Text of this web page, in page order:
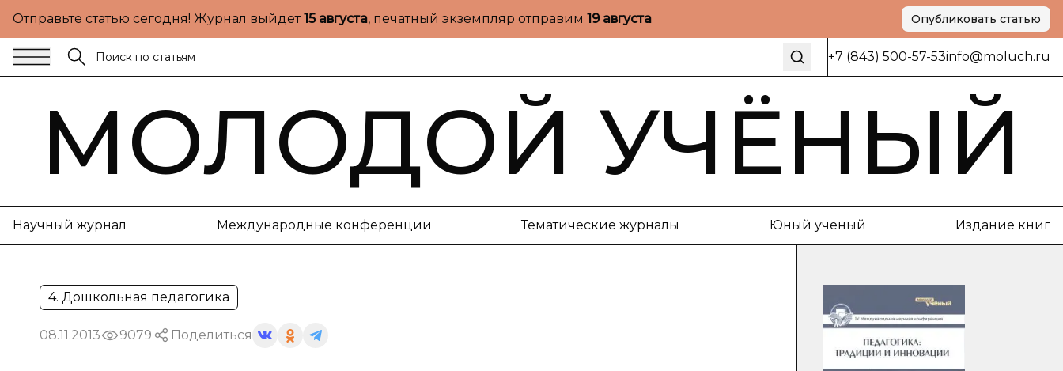
Отправьте статью сегодня! Журнал выйдет15 августа, печатный экземпляр отправим 19 августа Опубликовать статью
+7 (843) 500-57-53info@moluch.ru
МОЛОДОЙ УЧЁНЫЙ
Научный журнал Международные конференции Тематические журналы Юный ученый Издание книг
4. Дошкольная педагогика
08.11.2013 9079 Поделиться